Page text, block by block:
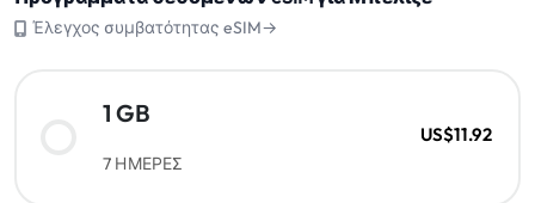
Έλεγχος συμβατότητας eSIM→
1 GB
7 ΗΜΕΡΕΣ
US$11.92